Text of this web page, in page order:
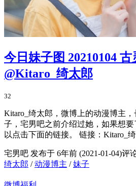
今日妹子图 20210104
@Kitaro_绮太郎
32
Kitaro_绮太郎，微博上的动漫博主
子，宅男吧之前介绍过她，如果想
以点击下面的链接。 链接：Kitaro_
宅男吧 发布于 6年前 (2021-01-04)评
绮太郎 /动漫博主 /妹子